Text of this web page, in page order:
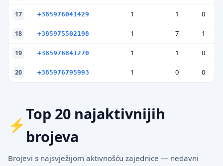
17 +385976041429 1 1 0
18 +385975502198 1 7 1
19 +385976841270 1 1 0
20 +385976795993 1 0 0
Top 20 najaktivnijih
brojeva
Brojevi s najsvježijom aktivnošću zajednice — nedavni